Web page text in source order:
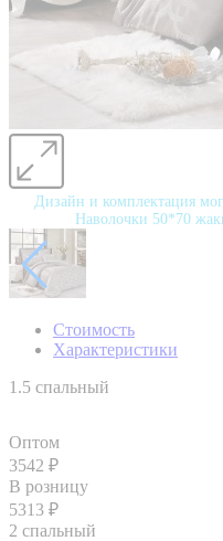
Дизайн и комплектация
Наволочки 50*70
Стоимость
Характеристики
1.5 спальный
Оптом
3542 ₽
В розницу
5313 ₽
2 спальный